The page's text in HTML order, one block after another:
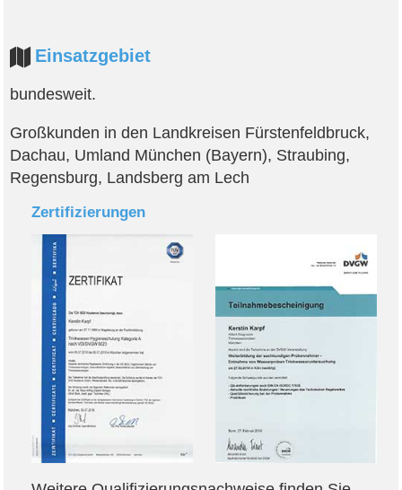
Einsatzgebiet
bundesweit.
Großkunden in den Landkreisen Fürstenfeldbruck,
Dachau, Umland München (Bayern), Straubing,
Regensburg, Landsberg am Lech
Zertifizierungen